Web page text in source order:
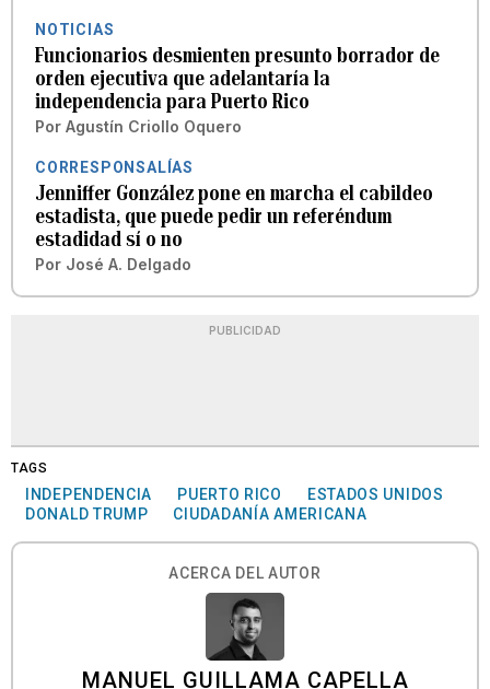
NOTICIAS
Funcionarios desmienten presunto borrador de
orden ejecutiva que adelantaría la
independencia para Puerto Rico
Por Agustín Criollo Oquero
CORRESPONSALÍAS
Jenniffer González pone en marcha el cabildeo
estadista, que puede pedir un referéndum
estadidad sí o no
Por José A. Delgado
PUBLICIDAD
TAGS
INDEPENDENCIA PUERTO RICO
ESTADOS UNIDOS
DONALD TRUMP
CIUDADANÍA AMERICANA
ACERCA DEL AUTOR
MANUEL GUILLAMA CAPELLA